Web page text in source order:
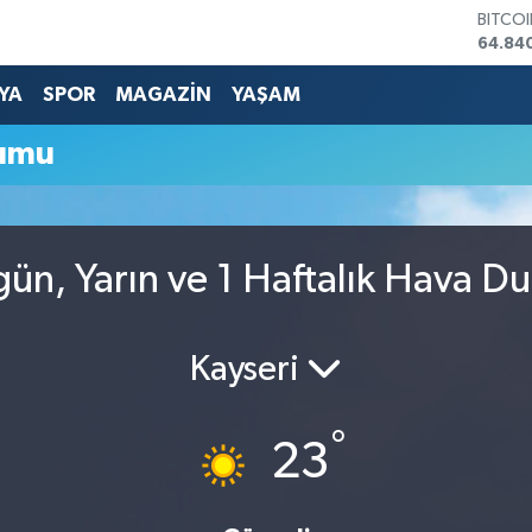
GRAM
13.779
SPOR MAGAZİN YAŞAM
Yarın ve 1 Haftalık Hava
Kayseri
23°